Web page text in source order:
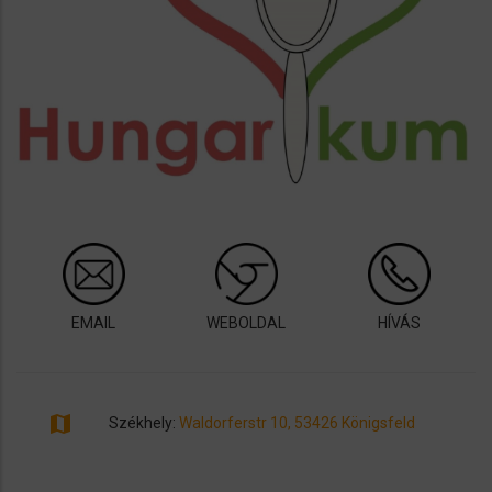
EMAIL WEBOLDAL HÍVÁS
map Székhely: Waldorferstr 10, 53426 Königsfeld